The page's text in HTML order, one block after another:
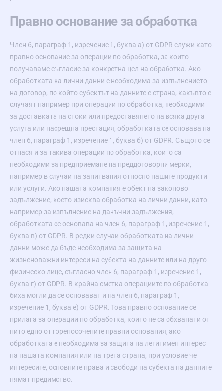
Правно основание за обработка
Член 6, параграф 1, изречение 1, буква а) от GDPR служи като
правно основание за операции по обработка, за които
получаваме съгласие за конкретна цел на обработка. Ако
обработката на лични данни е необходима за изпълнението
на договор, по който субектът на данните е страна, какъвто е
случаят например при операции по обработка, необходими
за доставката на стоки или предоставянето на всяка друга
услуга или насрещна престация, обработката се основава на
член 6, параграф 1, изречение 1, буква б) от GDPR. Същото се
отнася и за такива операции по обработка, които са
необходими за предприемане на преддоговорни мерки,
например в случаи на запитвания относно нашите продукти
или услуги. Ако нашата компания е обект на законово
задължение, което изисква обработка на лични данни, като
например за изпълнение на данъчни задължения,
обработката се основава на член 6, параграф 1, изречение 1,
буква в) от GDPR. В редки случаи обработката на лични
данни може да бъде необходима за защита на
жизненоважни интереси на субекта на данните или на друго
физическо лице, съгласно член 6, параграф 1, изречение 1,
буква г) от GDPR. В крайна сметка операциите по обработка
биха могли да се основават и на член 6, параграф 1,
изречение 1, буква е) от GDPR. Това правно основание се
прилага за операции по обработка, които не са обхванати от
нито едно от горепосочените правни основания, ако
обработката е необходима за защита на легитимен интерес
на нашата компания или на трета страна, при условие че
интересите, основните права и свободи на субекта на данните
нямат предимство.